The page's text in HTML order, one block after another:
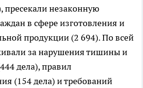
пресекали незаконную
в сфере изготовления и
продукции (2 694). По всей
за нарушения тишины и
дела), правил
(154 дела) и требований